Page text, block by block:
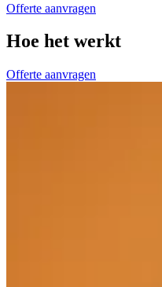
Offerte aanvragen
Hoe het werkt
Offerte aanvragen